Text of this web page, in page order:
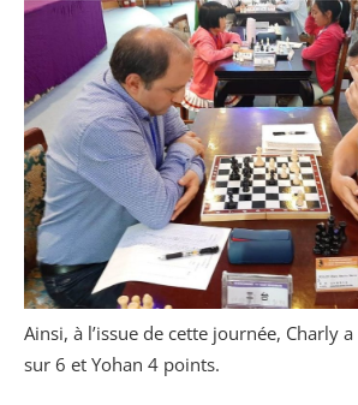
Ainsi, à l’issue de cette journée, Charly
sur 6 et Yohan 4 points.